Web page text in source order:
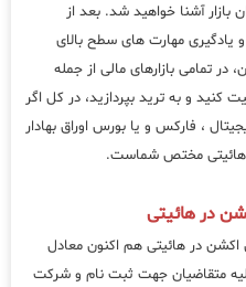
آشنا خواهید شد. بعد از
یادگیری مهارت های سطح بالای
در تمامی بازارهای مالی از جمله
کنید و به ترید بپردازید، در کل اگر
، فارکس و یا بورس اوراق بهادار
هائیتی مختص شماست.
در هائیتی
اکشن در هائیتی هم اکنون معادل
میباشد که کلیه متقاضیان جهت ثبت نام و شرکت